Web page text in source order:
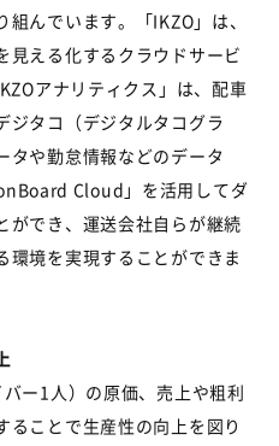
んでいます。「IKZO」は、
見える化するクラウドサービ
アナリティクス」は、配車
ジタコ（デジタルタコグラ
タや勤怠情報などのデータ
Cloud」を活用してダ
ができ、運送会社自らが継続
環境を実現することができま
ー1人）の原価、売上や粗利
ることで生産性の向上を図り